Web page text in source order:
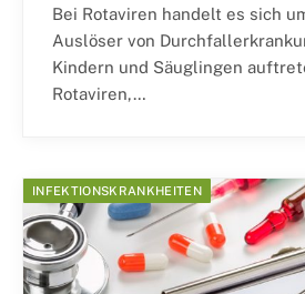
Bei Rotaviren handelt es sich
Auslöser von
Kindern und Säuglingen
Rotaviren,…
INFEKTIONSKRANKHEITEN